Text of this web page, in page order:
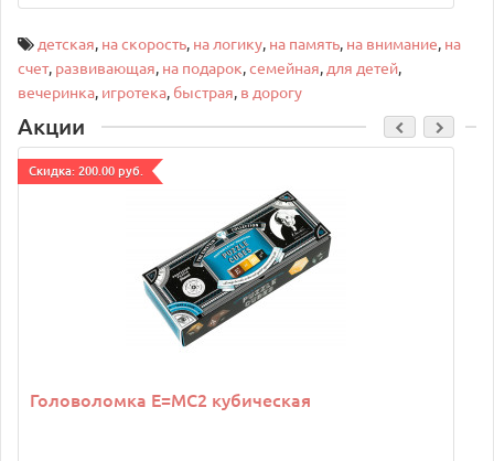
детская, на скорость, на логику, на память, на внимание, на
счет, развивающая, на подарок,семейная, для детей,
вечеринка, игротека, быстрая, в дорогу
Акции
Cкидка: 200.00 руб.
Головоломка E=MC2 кубическая